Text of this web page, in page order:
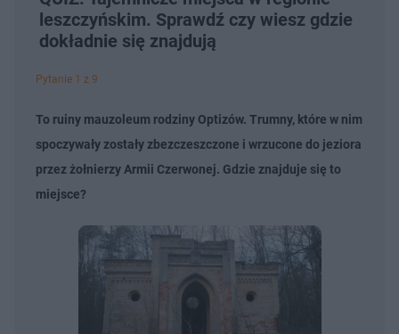
leszczyńskim. Sprawdź czy wiesz gdzie
dokładnie się znajdują
Pytanie 1 z 9
To ruiny mauzoleum rodziny Optizów. Trumny, które w nim
spoczywały zostały zbezczeszczone i wrzucone do jeziora
przez żołnierzy Armii Czerwonej. Gdzie znajduje się to
miejsce?